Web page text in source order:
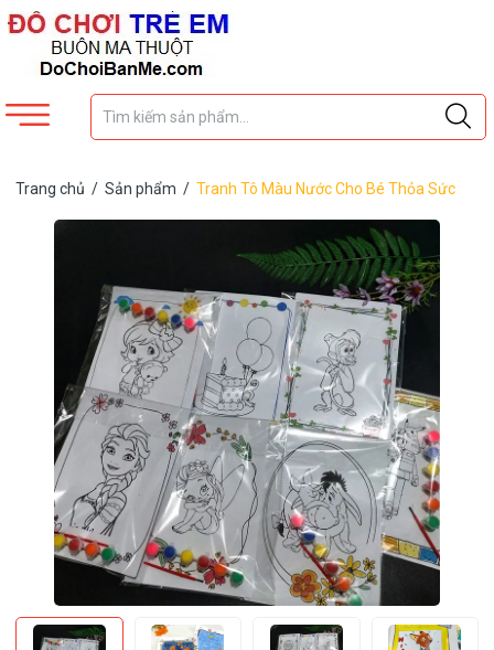
Trang chủ / Sản phẩm / Tranh Tô Màu Nước Cho Bé Thỏa Sức